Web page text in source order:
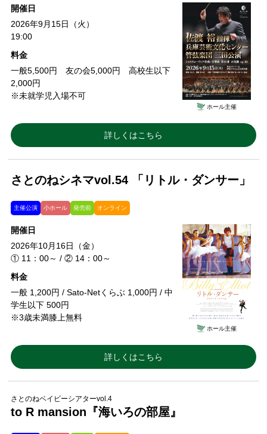
ホール主催
開催日
2026年9月15日（火）
19:00
料金
一般5,500円 友の会5,000円 高校生以下
2,000円
※未就学児入場不可
詳しくはこちら
さとのねシネマvol.54 「リトル・ダンサー」
主催公演 小ホール 発売前 オンライン
ホール主催
開催日
2026年10月16日（金）
① 11：00～ / ② 14：00～
料金
一般 1,200円 / Sato-Netくらぶ 1,000円 / 中
学生以下 500円
※3歳未満膝上無料
詳しくはこちら
さとのねベイビーシアターvol.4
to R mansion『海いろの部屋』